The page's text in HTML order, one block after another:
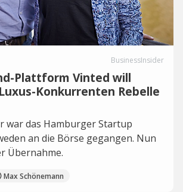
BusinessInsider
Plattform Vinted will
Konkurrenten Rebelle
war das Hamburger Startup
an die Börse gegangen. Nun
Übernahme.
Max Schönemann